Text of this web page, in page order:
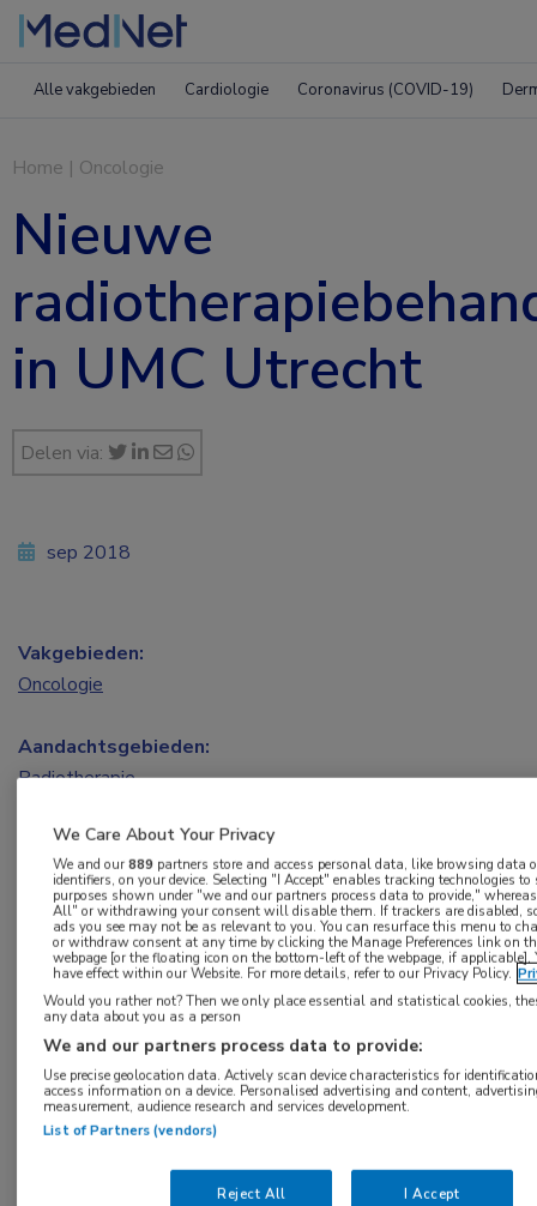
Alle vakgebieden Cardiologie Coronavirus (COVID-19)
Home | Oncologie
Nieuwe
in UMC Utrecht
Delen via:
Log hier in om volledige
toegang te krijgen.
Login ofAccount maken
sep 2018
Vakgebieden:
Oncologie
Aandachtsgebieden:
Radiotherapie
We Care About Your Privacy
We and our889 partners store and access personal data, like browsing data
identifiers, on your device. Selecting "I Accept" enables tracking technologies to
purposes shown under "we and our partners process data to provide,"
All" or withdrawing your consent will disable them. If trackers are disabled,
ads you see may not be as relevant to you. You can resurface this menu to
or withdraw consent at any time by clicking the Manage Preferences link on
webpage [or the floating icon on the bottom-left of the webpage, if applicable].
have effect within our Website. For more details, refer to our Privacy Policy.
Would you rather not? Then we only place essential and statistical cookies,
any data about you as a person
We and our partners process data to provide:
Use precise geolocation data. Actively scan device characteristics for
access information on a device. Personalised advertising and content,
measurement, audience research and services development.
List of Partners (vendors)
Reject All I Accept